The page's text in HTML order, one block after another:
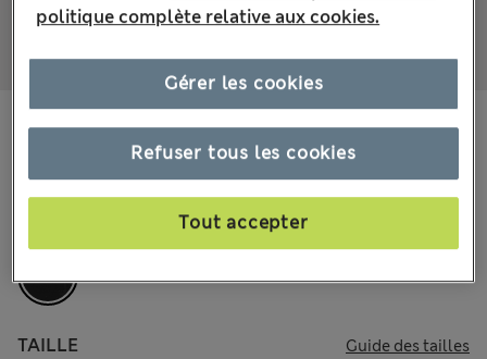
136 les commentaires reçus
CHF32.90
TAILLE Guide des tailles
politique complète relative aux cookies.
Refuser tous les cookies
Tout accepter
Gérer les cookies